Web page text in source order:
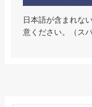
日本語が含まれな
意ください。（スパ